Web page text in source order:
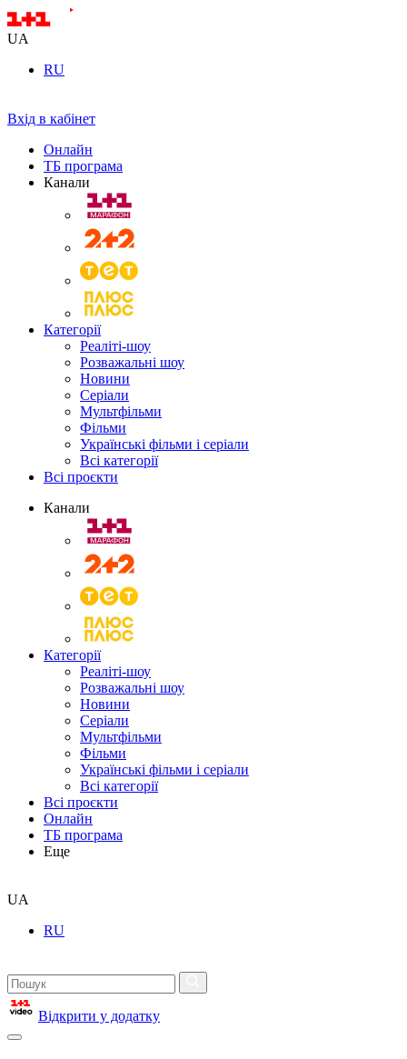
UA
RU
Вхід в кабінет
Онлайн
ТБ програма
Канали
Категорії
Реаліті-шоу
Розважальні шоу
Новини
Серіали
Мультфільми
Фільми
Українські фільми і серіали
Всі категорії
Всі проєкти
Канали
Категорії
Реаліті-шоу
Розважальні шоу
Новини
Серіали
Мультфільми
Фільми
Українські фільми і серіали
Всі категорії
Всі проєкти
Онлайн
ТБ програма
Еще
UA
RU
Відкрити у додатку